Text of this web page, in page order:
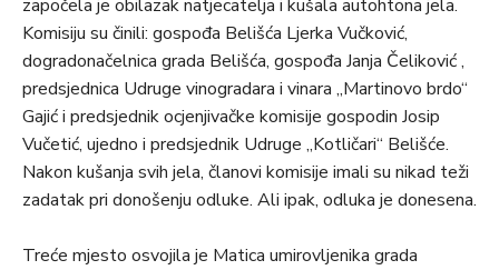
započela je obilazak natjecatelja i kušala autohtona jela.
Komisiju su činili: gospođa Belišća Ljerka Vučković,
dogradonačelnica grada Belišća, gospođa Janja Čeliković ,
predsjednica Udruge vinogradara i vinara „Martinovo brdo“
Gajić i predsjednik ocjenjivačke komisije gospodin Josip
Vučetić, ujedno i predsjednik Udruge „Kotličari“ Belišće.
Nakon kušanja svih jela, članovi komisije imali su nikad teži
zadatak pri donošenju odluke. Ali ipak, odluka je donesena.
Treće mjesto osvojila je Matica umirovljenika grada